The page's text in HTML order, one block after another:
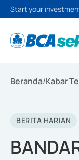
Start your
Beranda/Kabar
BERITA HARIAN